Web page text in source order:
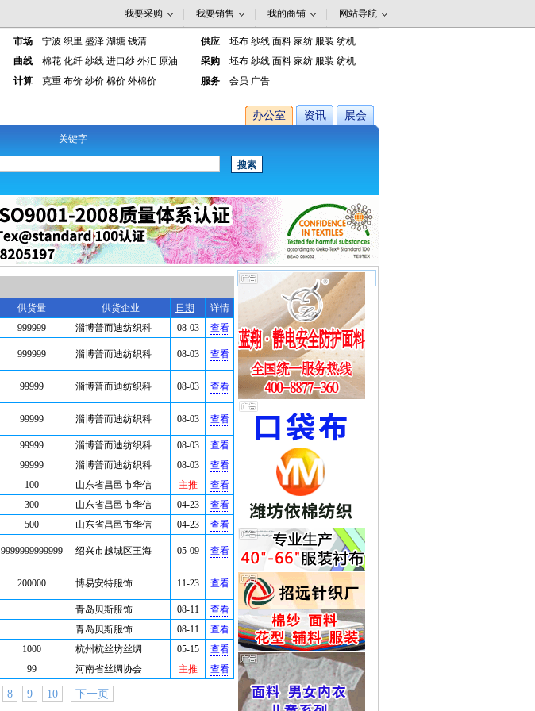
我要采购 我要销售 我的商铺 网站导航
市场 宁波 织里 盛泽 湖塘 钱清 供应 坯布 纱线 面料 家纺 服装 纺机
曲线 棉花 化纤 纱线 进口纱 外汇 原油 采购 坯布 纱线 面料 家纺 服装 纺机
计算 克重 布价 纱价 棉价 外棉价 服务 会员 广告
办公室 资讯 展会
关键字
供货量 供货企业 日期
详情
999999 淄博普而迪纺织科 08-03
查看
999999 淄博普而迪纺织科 08-03 查看
99999 淄博普而迪纺织科 08-03 查看
99999 淄博普而迪纺织科 08-03 查看
99999 淄博普而迪纺织科 08-03
查看
99999 淄博普而迪纺织科 08-03
查看
100 山东省昌邑市华信 主推
查看
300 山东省昌邑市华信 04-23
查看
500 山东省昌邑市华信 04-23 查看
9999999999999 绍兴市越城区王海 05-09 查看
200000 博易安特服饰 11-23 查看
青岛贝斯服饰 08-11
查看
青岛贝斯服饰 08-11
查看
1000 杭州杭丝坊丝绸 05-15
查看
99 河南省丝绸协会 主推 查看
8 9 10 下一页